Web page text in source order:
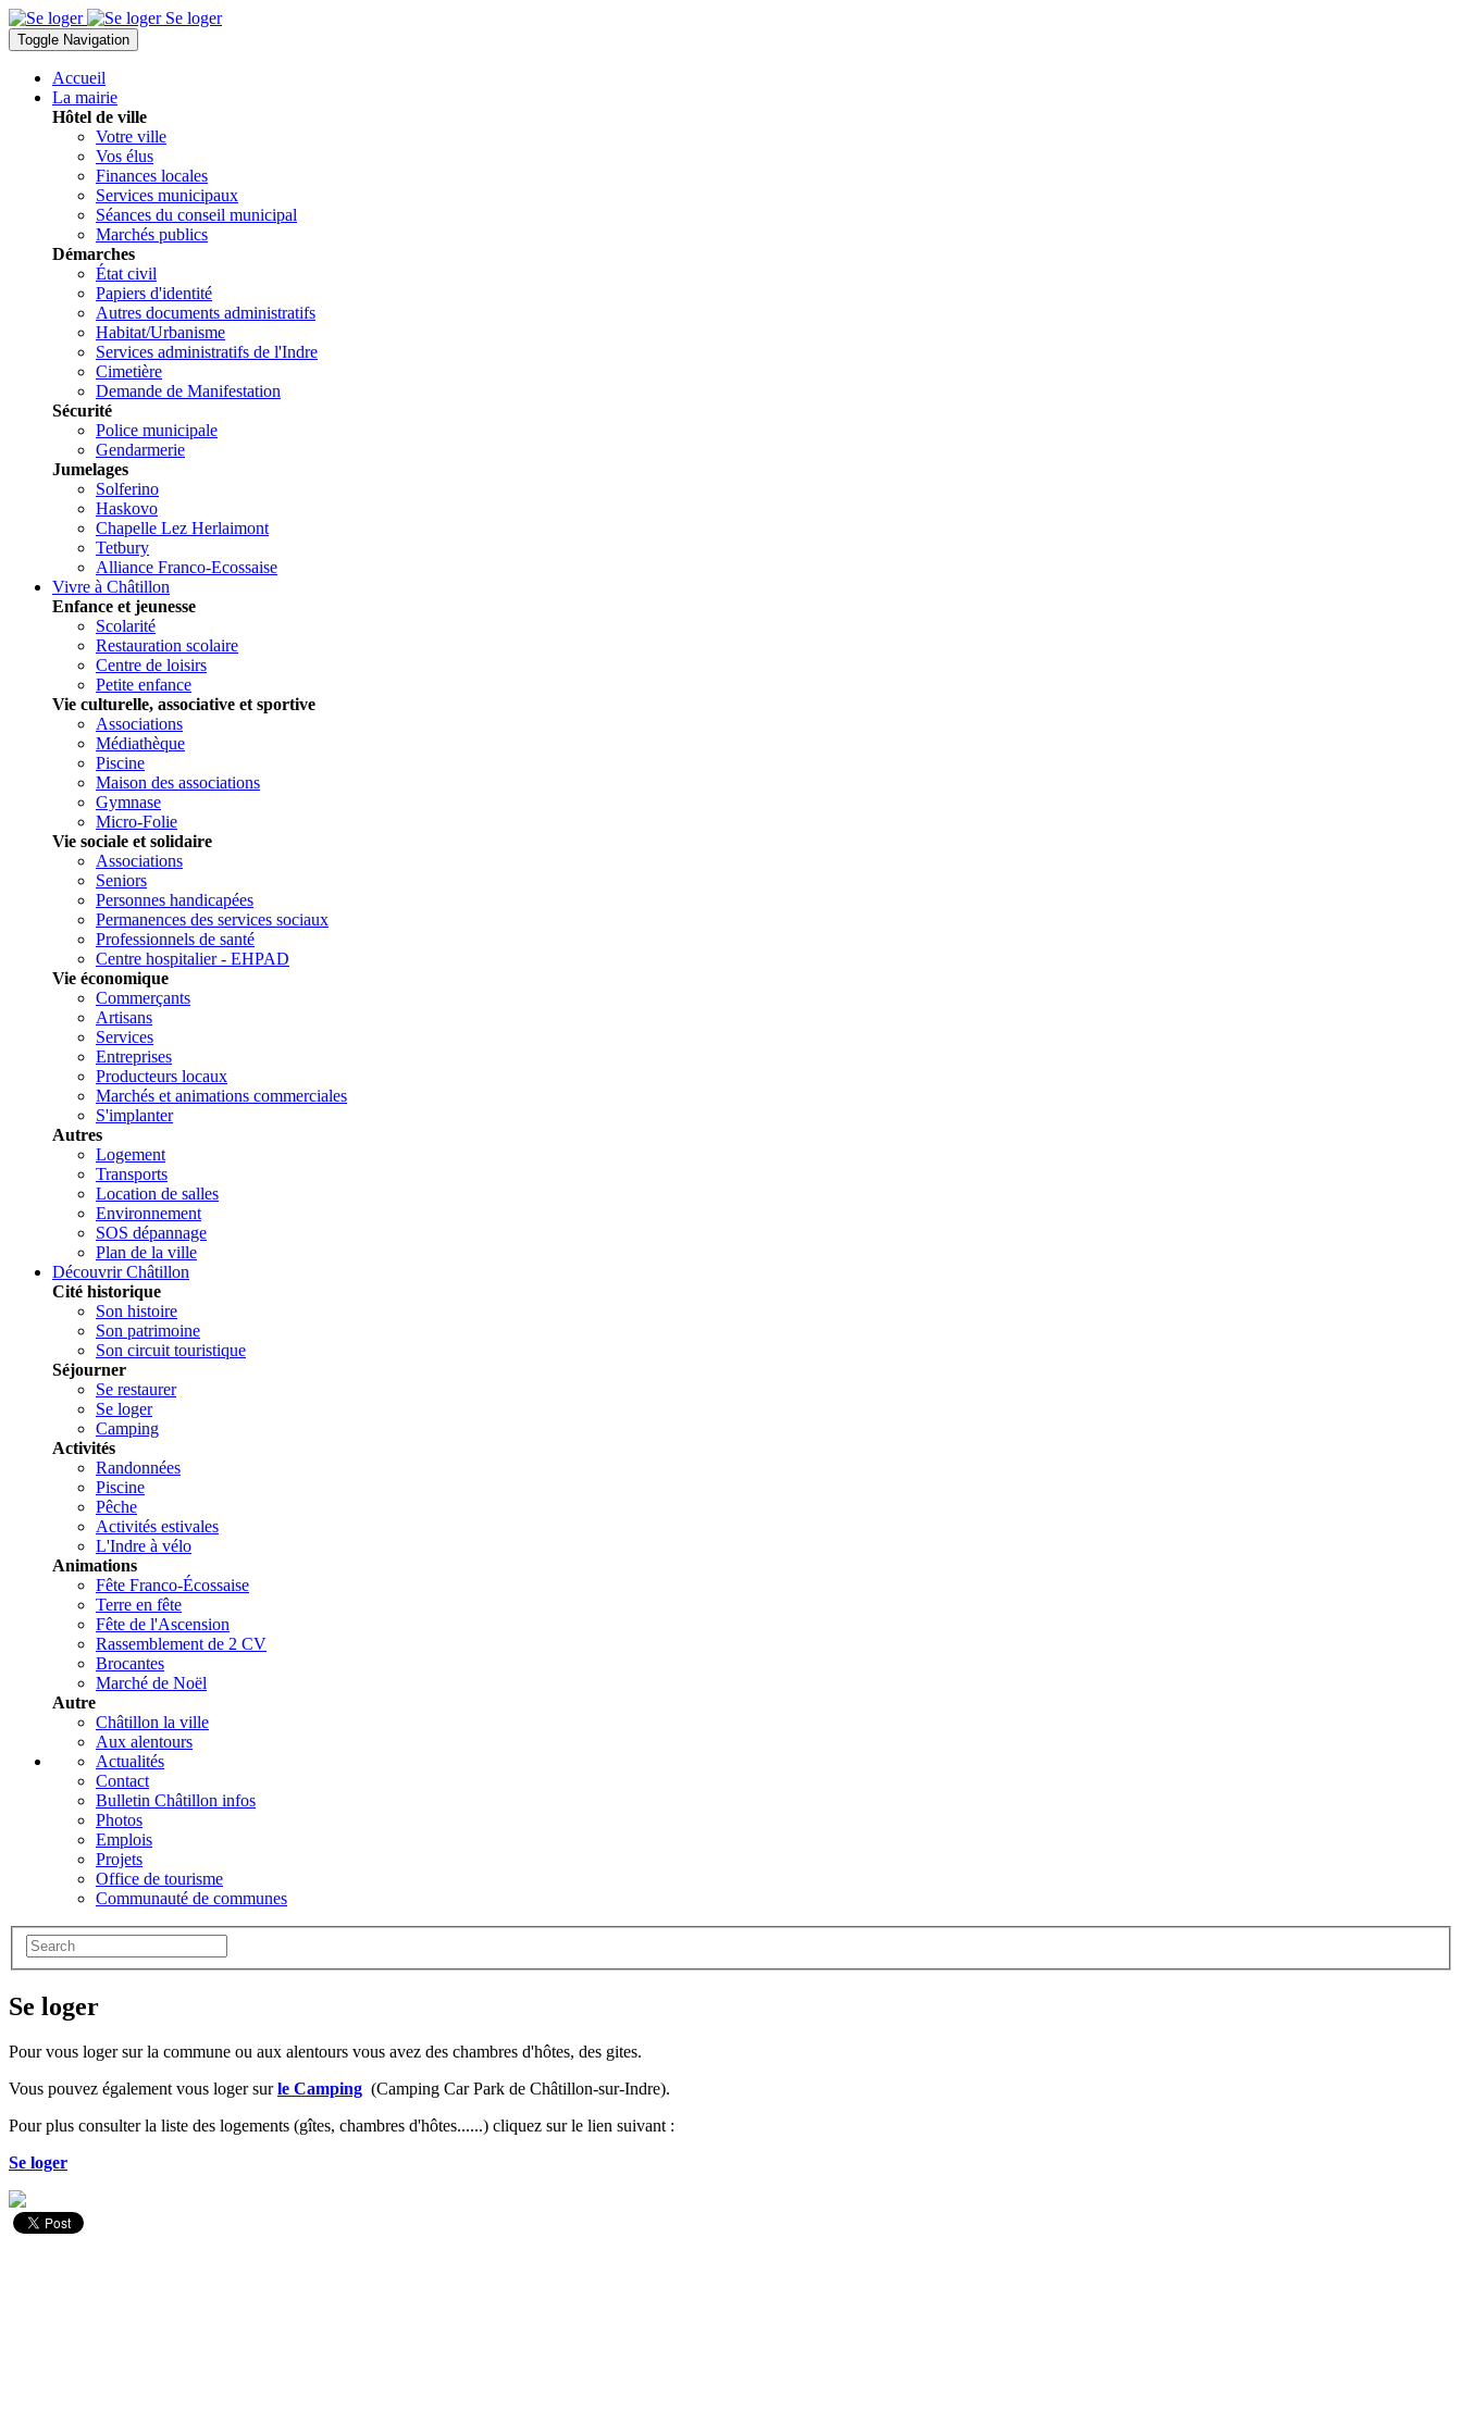
Se loger
Toggle Navigation
Accueil
La mairie
Hôtel de ville
Votre ville
Vos élus
Finances locales
Services municipaux
Séances du conseil municipal
Marchés publics
Démarches
État civil
Papiers d'identité
Autres documents administratifs
Habitat/Urbanisme
Services administratifs de l'Indre
Cimetière
Demande de Manifestation
Sécurité
Police municipale
Gendarmerie
Jumelages
Solferino
Haskovo
Chapelle Lez Herlaimont
Tetbury
Alliance Franco-Ecossaise
Vivre à Châtillon
Enfance et jeunesse
Scolarité
Restauration scolaire
Centre de loisirs
Petite enfance
Vie culturelle, associative et sportive
Associations
Médiathèque
Piscine
Maison des associations
Gymnase
Micro-Folie
Vie sociale et solidaire
Associations
Seniors
Personnes handicapées
Permanences des services sociaux
Professionnels de santé
Centre hospitalier - EHPAD
Vie économique
Commerçants
Artisans
Services
Entreprises
Producteurs locaux
Marchés et animations commerciales
S'implanter
Autres
Logement
Transports
Location de salles
Environnement
SOS dépannage
Plan de la ville
Découvrir Châtillon
Cité historique
Son histoire
Son patrimoine
Son circuit touristique
Séjourner
Se restaurer
Se loger
Camping
Activités
Randonnées
Piscine
Pêche
Activités estivales
L'Indre à vélo
Animations
Fête Franco-Écossaise
Terre en fête
Fête de l'Ascension
Rassemblement de 2 CV
Brocantes
Marché de Noël
Autre
Châtillon la ville
Aux alentours
Actualités
Contact
Bulletin Châtillon infos
Photos
Emplois
Projets
Office de tourisme
Communauté de communes
Se loger
Pour vous loger sur la commune ou aux alentours vous avez des chambres d'hôtes, des gites.
Vous pouvez également vous loger sur le Camping (Camping Car Park de Châtillon-sur-Indre).
Pour plus consulter la liste des logements (gîtes, chambres d'hôtes......) cliquez sur le lien suivant :
Se loger